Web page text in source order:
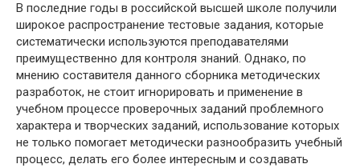
В последние годы в российской высшей школе получили
широкое распространение тестовые задания, которые
систематически используются преподавателями
преимущественно для контроля знаний. Однако, по
мнению составителя данного сборника методических
разработок, не стоит игнорировать и применение в
учебном процессе проверочных заданий проблемного
характера и творческих заданий, использование которых
не только помогает методически разнообразить учебный
процесс, делать его более интересным и создавать